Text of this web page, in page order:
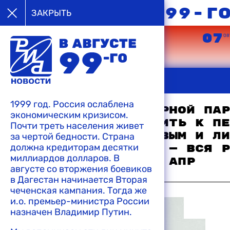
в августе 99-го
05 08’99 06 07
"Аль-Джазира" показала репортаж
дагестанского села, террористы
Дагестане надо расстрелять"
21:51 11-08-1999
Федеральные
решительно
ЗАКРЫТЬ
Руководству Аграрной
поручено приступить к
Евгением Примаковым и
блока "Отечество — Вся
вхождении в него АПР
19:22 11-08-1999
ЗАКРЫТЬ
1999 год. Россия ослаблена
экономическим кризисом.
Почти треть населения живет
за чертой бедности. Страна
должна кредиторам десятки
миллиардов долларов. В
августе со вторжения боевиков
в Дагестан начинается Вторая
чеченская кампания. Тогда же
и.о. премьер-министра России
назначен Владимир Путин.